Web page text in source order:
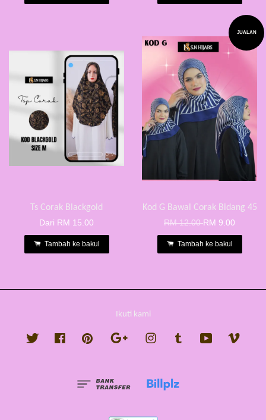
Ts Corak Blackgold
Dari RM 15.00
Tambah ke bakul
JUALAN
Kod G Bawal Corak Bidang 45
RM 12.00RM 9.00
Tambah ke bakul
Ikuti kami
Twitter FacebookPinterest Google InstagramTumblr YouTube